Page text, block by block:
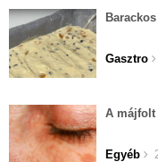
Gasztro
A májfolt
Egyéb